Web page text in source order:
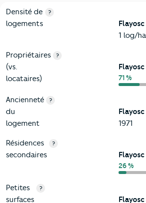
1-Immobilier
Critères Flayosc
Densité de
logements
?
Flayosc
1 log/ha
Propriétaires
(vs.
locataires)
?
Flayosc
71 %
Ancienneté
du
logement
?
Flayosc
1971
Résidences
secondaires
?
Flayosc
26 %
Petites
surfaces
?
Flayosc